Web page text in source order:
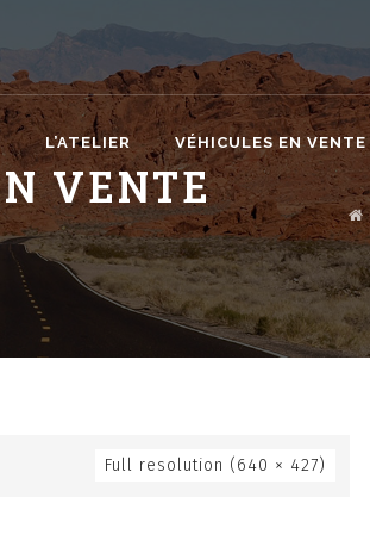
L’ATELIER VÉHICULES EN VENTE
VENTE
Full resolution (640 × 427)